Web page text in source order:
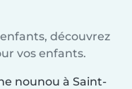
découvrez
vos enfants.
nounou à Saint-